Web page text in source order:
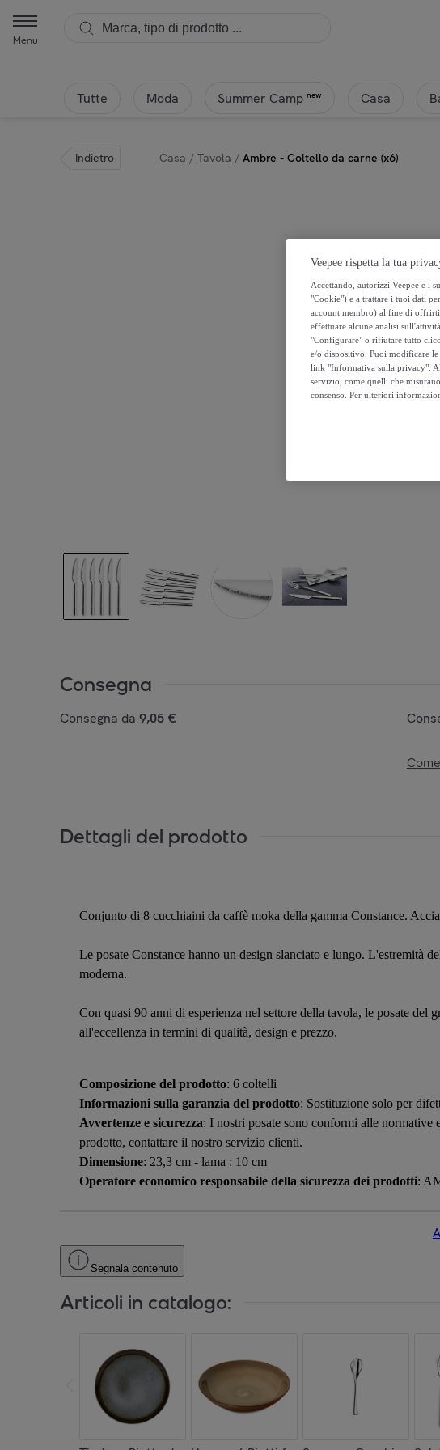
Menu
Tutte Moda Summer Camp new Casa
Indietro Casa / Tavola / Ambre - Coltello da carne (x6)
Consegna
Consegna da 9,05 €
Dettagli del prodotto
Conjunto di 8 cucchiaini da caffè moka della gamma Constance.
Le posate Constance hanno un design slanciato e lungo. L'estremità
moderna.
Con quasi 90 anni di esperienza nel settore della tavola, le posate
all'eccellenza in termini di qualità, design e prezzo.
Composizione del prodotto: 6 coltelli
Informazioni sulla garanzia del prodotto: Sostituzione solo per
Avvertenze e sicurezza: I nostri posate sono conformi alle normative
prodotto, contattare il nostro servizio clienti.
Dimensione: 23,3 cm - lama : 10 cm
Operatore economico responsabile della sicurezza dei prodotti:
Segnala contenuto
Articoli in catalogo:
Veepee rispetta la tua
Accettando, autorizzi Veepee e i
"Cookie") e a trattare i tuoi dati
account membro) al fine di offrirti
effettuare alcune analisi
"Configurare" o rifiutare tutto
e/o dispositivo. Puoi modificare
link "Informativa sulla privacy".
servizio, come quelli che
consenso. Per ulteriori